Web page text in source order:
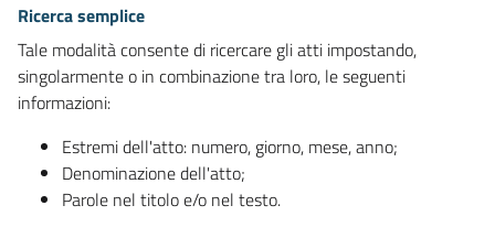
Ricerca semplice
Tale modalità consente di ricercare gli atti impostando,
singolarmente o in combinazione tra loro, le seguenti
informazioni:
Estremi dell'atto: numero, giorno, mese, anno;
Denominazione dell'atto;
Parole nel titolo e/o nel testo.